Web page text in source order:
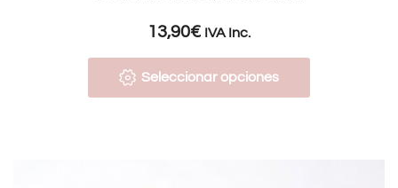
13,90€ IVA Inc.
Seleccionar opciones